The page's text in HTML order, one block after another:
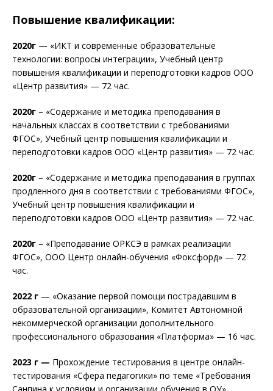
Повышение квалификации:
2020г — «ИКТ и современные образовательные
технологии: вопросы интеграции», Учебный центр
повышения квалификации и переподготовки кадров ООО
«Центр развития» — 72 час.
2020г – «Содержание и методика преподавания в
начальных классах в соответствии с требованиями
ФГОС», Учебный центр повышения квалификации и
переподготовки кадров ООО «Центр развития» — 72 час.
2020г – «Содержание и методика преподавания в группах
продленного дня в соответствии с требованиями ФГОС»,
Учебный центр повышения квалификации и
переподготовки кадров ООО «Центр развития» — 72 час.
2020г – «Преподавание ОРКСЭ в рамках реализации
ФГОС», OOO Центр онлайн-обучения «Фоксфорд» — 72
час.
2022 г — «Оказание первой помощи пострадавшим в
образовательной организации», Комитет Автономной
некоммерческой организации дополнительного
профессионального образования «Платформа» — 16 час.
2023 г — Прохождение тестирования в центре онлайн-
тестирования «Сфера педагогики» по теме «Требования